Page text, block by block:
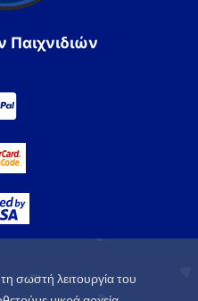
Παιχνιδιών
σωστή λειτουργία του